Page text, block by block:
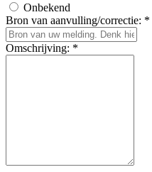
Onbekend
Bron van aanvulling/correctie: *
Omschrijving: *